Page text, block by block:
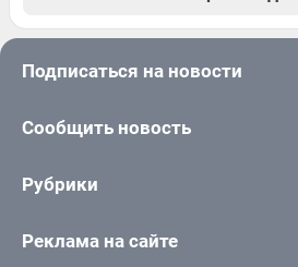
Подписаться на новости
Сообщить новость
Рубрики
Реклама на сайте